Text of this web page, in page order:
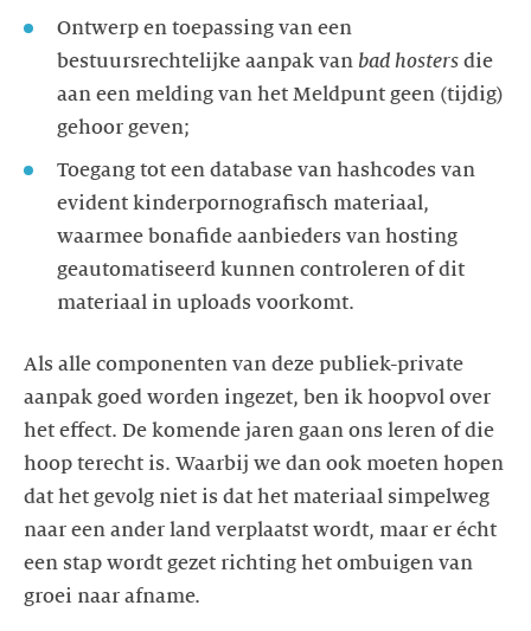
Ontwerp en toepassing van een
bestuursrechtelijke aanpak van bad hosters die
aan een melding van het Meldpunt geen (tijdig)
gehoor geven;
Toegang tot een database van hashcodes van
evident kinderpornografisch materiaal,
waarmee bonafide aanbieders van hosting
geautomatiseerd kunnen controleren of dit
materiaal in uploads voorkomt.
Als alle componenten van deze publiek-private
aanpak goed worden ingezet, ben ik hoopvol over
het effect. De komende jaren gaan ons leren of die
hoop terecht is. Waarbij we dan ook moeten hopen
dat het gevolg niet is dat het materiaal simpelweg
naar een ander land verplaatst wordt, maar er écht
een stap wordt gezet richting het ombuigen van
groei naar afname.